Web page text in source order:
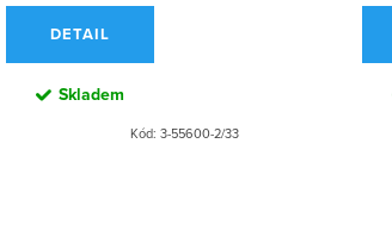
DETAIL
Skladem
Kód:3-55600-2/33